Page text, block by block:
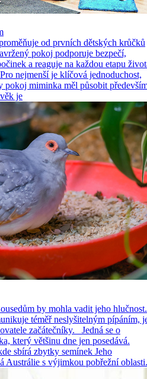
od prvních dětských krůčků
pokoj podporuje bezpečí,
a reaguje na každou etapu
nejmenší je klíčová jednoduchost,
pokoj miminka měl působit
je
by mohla vadit jeho hlučnost.
téměř neslyšitelným pípáním,
začátečníky. Jedná se o
který většinu dne jen posedává.
sbírá zbytky semínek Jeho
Austrálie s výjimkou pobřežní oblasti.